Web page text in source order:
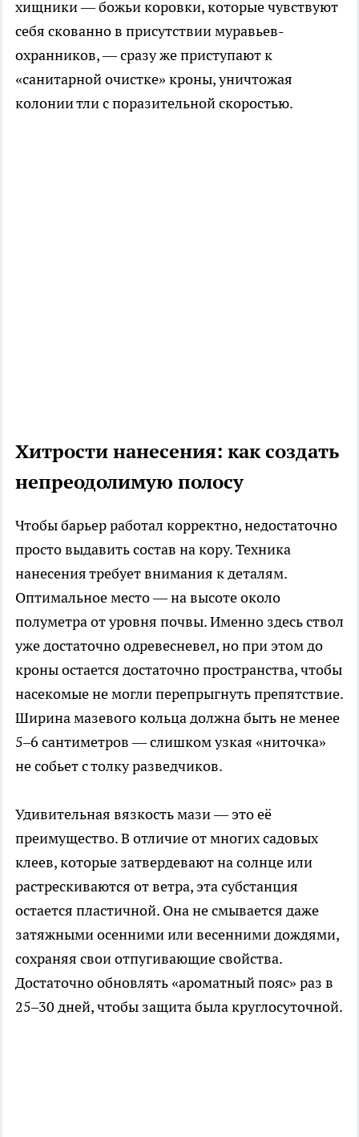
хищники — божьи коровки, которые чувствуют
себя скованно в присутствии муравьев-
охранников, — сразу же приступают к
«санитарной очистке» кроны, уничтожая
колонии тли с поразительной скоростью.
Хитрости нанесения: как создать
непреодолимую полосу
Чтобы барьер работал корректно, недостаточно
просто выдавить состав на кору. Техника
нанесения требует внимания к деталям.
Оптимальное место — на высоте около
полуметра от уровня почвы. Именно здесь ствол
уже достаточно одревесневел, но при этом до
кроны остается достаточно пространства, чтобы
насекомые не могли перепрыгнуть препятствие.
Ширина мазевого кольца должна быть не менее
5–6 сантиметров — слишком узкая «ниточка»
не собьет с толку разведчиков.
Удивительная вязкость мази — это её
преимущество. В отличие от многих садовых
клеев, которые затвердевают на солнце или
растрескиваются от ветра, эта субстанция
остается пластичной. Она не смывается даже
затяжными осенними или весенними дождями,
сохраняя свои отпугивающие свойства.
Достаточно обновлять «ароматный пояс» раз в
25–30 дней, чтобы защита была круглосуточной.